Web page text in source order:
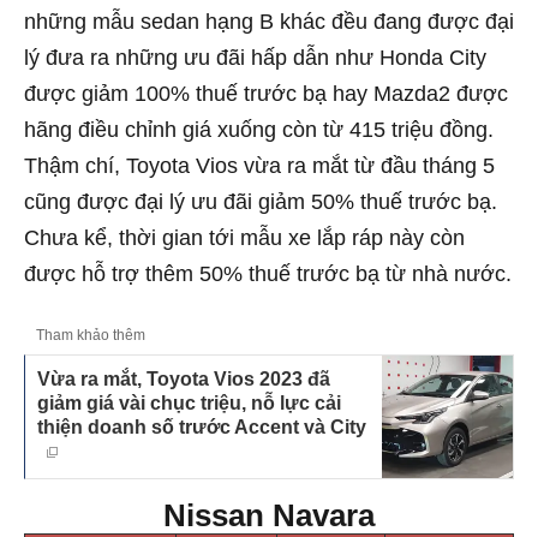
những mẫu sedan hạng B khác đều đang được đại
lý đưa ra những ưu đãi hấp dẫn như Honda City
được giảm 100% thuế trước bạ hay Mazda2 được
hãng điều chỉnh giá xuống còn từ 415 triệu đồng.
Thậm chí, Toyota Vios vừa ra mắt từ đầu tháng 5
cũng được đại lý ưu đãi giảm 50% thuế trước bạ.
Chưa kể, thời gian tới mẫu xe lắp ráp này còn
được hỗ trợ thêm 50% thuế trước bạ từ nhà nước.
Tham khảo thêm
Vừa ra mắt, Toyota Vios 2023 đã
giảm giá vài chục triệu, nỗ lực cải
thiện doanh số trước Accent và City
Nissan Navara